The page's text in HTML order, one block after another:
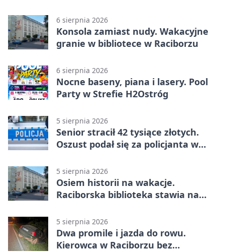
6 sierpnia 2026
Konsola zamiast nudy. Wakacyjne
granie w bibliotece w Raciborzu
6 sierpnia 2026
Nocne baseny, piana i lasery. Pool
Party w Strefie H2Ostróg
5 sierpnia 2026
Senior stracił 42 tysiące złotych.
Oszust podał się za policjanta w
5 sierpnia 2026
Osiem historii na wakacje.
Raciborska biblioteka stawia na
5 sierpnia 2026
Dwa promile i jazda do rowu.
Kierowca w Raciborzu bez